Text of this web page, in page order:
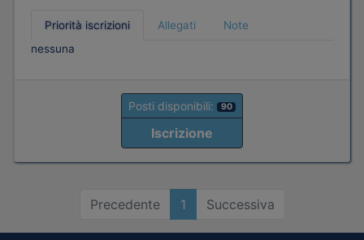
Priorità iscrizioni Allegati
Note
nessuna
Posti disponibili: 90
Iscrizione
Precedente 1 Successiva